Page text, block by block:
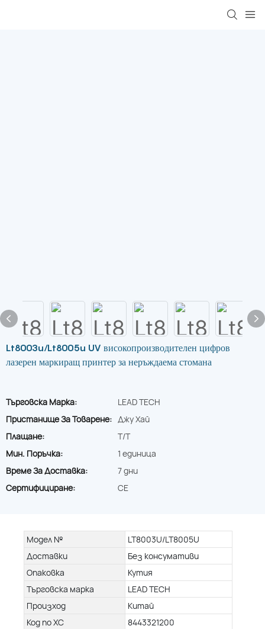
Lt8003u/Lt8005u UV високопроизводителен цифров
лазерен маркиращ принтер за неръждаема стомана
Търговска Марка:
LEAD TECH
Пристанище За Товарене: Джу Хай
Плащане:
T/T
Мин. Поръчка:
1 единица
Време За Доставка:
7 дни
Сертифициране:
CE
Модел №
LT8003U/LT8005U
Доставки
Без консумативи
Опаковка
Кутия
Търговска марка
LEAD TECH
Произход
Китай
Код по ХС
8443321200